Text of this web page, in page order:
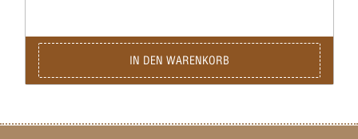
IN DEN WARENKORB